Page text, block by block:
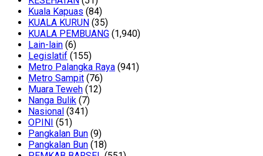
Kuala Kapuas (84)
KUALA KURUN (35)
KUALA PEMBUANG (1,940)
Lain-lain (6)
Legislatif (155)
Metro Palangka Raya (941)
Metro Sampit (76)
Muara Teweh (12)
Nanga Bulik (7)
Nasional (341)
OPINI (51)
Pangkalan Bun (9)
Pangkalan Bun (18)